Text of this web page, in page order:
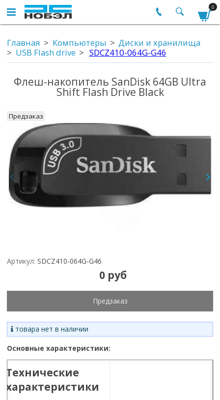
0
Главная Компьютеры
Диски и хранилища
USB Flash drive
SDCZ410-064G-G46
Флеш-накопитель SanDisk 64GB Ultra
Shift Flash Drive Black
Предзаказ
Артикул: SDCZ410-064G-G46
0 руб
Предзаказ
товара нет в наличии
Основные характеристики:
Технические
характеристики